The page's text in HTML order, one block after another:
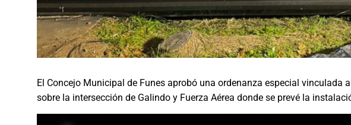
El Concejo Municipal de Funes aprobó una ordenanza especial
sobre la intersección de Galindo y Fuerza Aérea donde se prevé la